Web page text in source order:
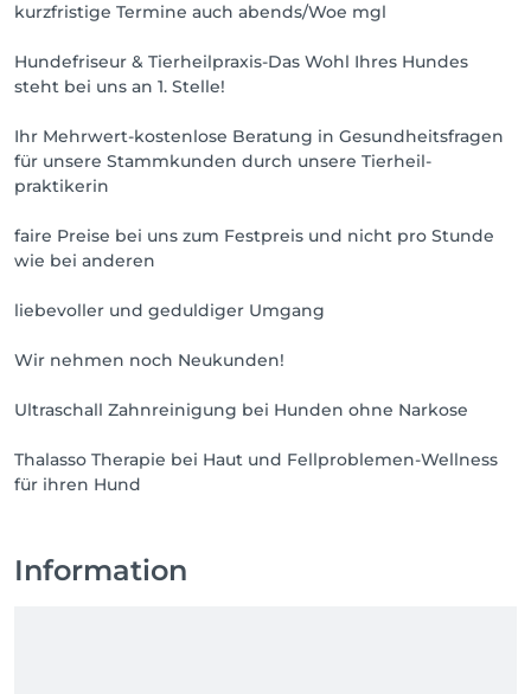
kurzfristige Termine auch abends/Woe mgl
Hundefriseur & Tierheilpraxis-Das Wohl Ihres Hundes
steht bei uns an 1. Stelle!
Ihr Mehrwert-kostenlose Beratung in Gesundheitsfragen
für unsere Stammkunden durch unsere Tierheil-
praktikerin
faire Preise bei uns zum Festpreis und nicht pro Stunde
wie bei anderen
liebevoller und geduldiger Umgang
Wir nehmen noch Neukunden!
Ultraschall Zahnreinigung bei Hunden ohne Narkose
Thalasso Therapie bei Haut und Fellproblemen-Wellness
für ihren Hund
Information